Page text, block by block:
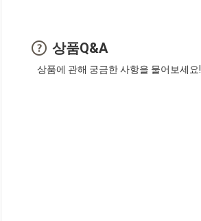
상품Q&A
상품에 관해 궁금한 사항을 물어보세요!